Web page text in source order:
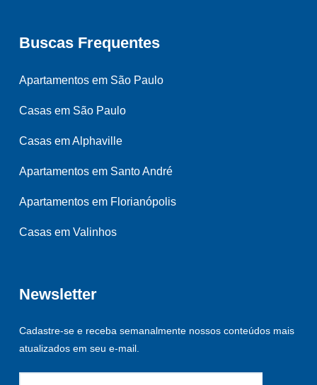
Buscas Frequentes
Apartamentos em São Paulo
Casas em São Paulo
Casas em Alphaville
Apartamentos em Santo André
Apartamentos em Florianópolis
Casas em Valinhos
Newsletter
Cadastre-se e receba semanalmente nossos conteúdos mais
atualizados em seu e-mail.